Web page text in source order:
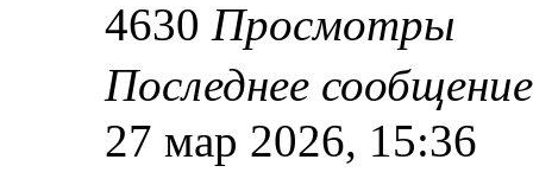
4630 Просмотры
Последнее
27 мар 2026, 15:36